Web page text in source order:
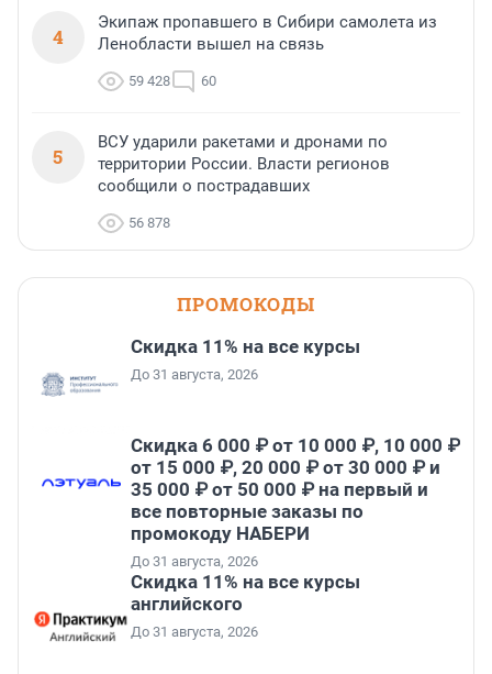
4
Экипаж пропавшего в Сибири самолета из
Ленобласти вышел на связь
59 428 60
5
ВСУ ударили ракетами и дронами по
территории России. Власти регионов
сообщили о пострадавших
56 878
ПРОМОКОДЫ
Скидка 11% на все курсы
До 31 августа, 2026
Скидка 6 000 ₽ от 10 000 ₽, 10 000 ₽
от 15 000 ₽, 20 000 ₽ от 30 000 ₽ и
35 000 ₽ от 50 000 ₽ на первый и
все повторные заказы по
промокоду НАБЕРИ
До 31 августа, 2026
Скидка 11% на все курсы
английского
До 31 августа, 2026